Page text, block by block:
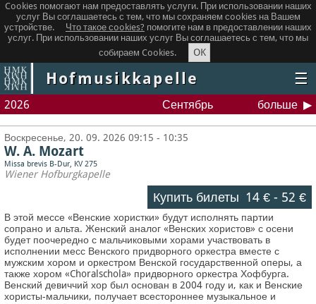
Cookies помогают нам предоставлять услуги. При использовании наших
услуг Вы соглашаетесь с тем, что мы сохраняем сookies на Вашем
устройстве.
Что такое сookies? помогите нам в предоставлении наших
услуг. При использовании наших услуг Вы соглашаетесь с тем, что мы
собираем Cookies.
OK
Hofmusikkapelle ☰
2026 Сентябрь больше
Воскресенье, 20. 09. 2026 09:15 - 10:35
W. A. Mozart
Missa brevis B-Dur, KV 275
Wiener Hofburgkapelle
Купить билеты 14 €- 52 €
В этой мессе «Венские хористки» будут исполнять партии
сопрано и альта. Женский аналог «Венских хористов» с осени
будет поочередно с мальчиковыми хорами участвовать в
исполнении месс Венского придворного оркестра вместе с
мужским хором и оркестром Венской государственной оперы, а
также хором «Choralschola» придворного оркестра Хофбурга.
Венский девиччий хор был основан в 2004 году и, как и Венские
хористы-мальчики, получает всестороннее музыкальное и